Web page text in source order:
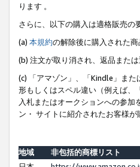
ります 。
さらに、以下の購入は適格販売の
(a) 本規約の解除後に購入された商
(b) 注文が取り消され、返品または
(c) 「アマゾン」、「Kindle」ま
形もしくはスペル違い（例えば、
入札またはオークションへの参
ン・ サイトに紹介されたお客様が
地域
非包括的商標リスト